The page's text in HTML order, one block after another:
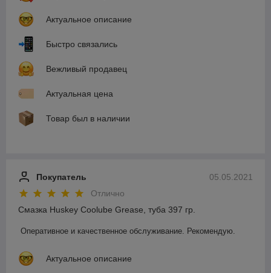
Актуальное описание
Быстро связались
Вежливый продавец
Актуальная цена
Товар был в наличии
05.05.2021
Покупатель
Отлично
Смазка Huskey Coolube Grease, туба 397 гр.
Оперативное и качественное обслуживание. Рекомендую.
Актуальное описание